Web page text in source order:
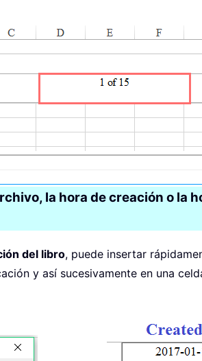
la hora de creación o la
del libro, puede insertar
y así sucesivamente en una